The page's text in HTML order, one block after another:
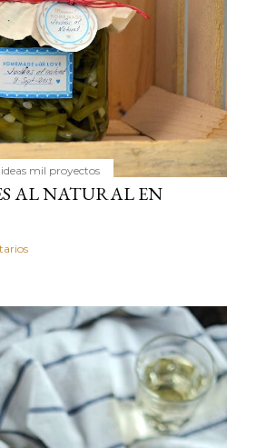
mil proyectos
AL NATURAL EN